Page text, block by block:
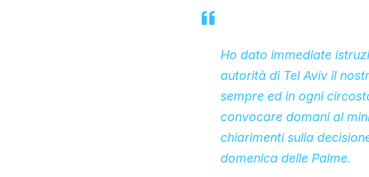
Ho dato immediate
autorità di Tel Aviv il
sempre ed in ogni
convocare domani al
chiarimenti sulla
domenica delle Palme.